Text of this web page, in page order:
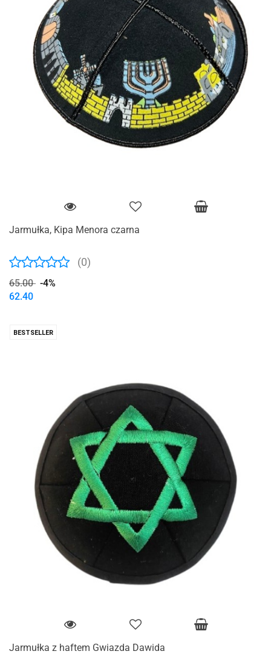
Jarmułka, Kipa Menora czarna
(0)
65.00 -4%
62.40
BESTSELLER
Jarmułka z haftem Gwiazda Dawida